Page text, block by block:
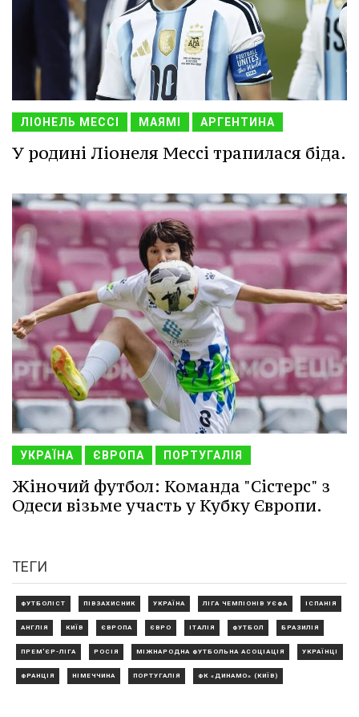
ЛІОНЕЛЬ МЕССІ МАЯМІ АРГЕНТИНА
У родині Ліонеля Мессі трапилася біда.
УКРАЇНА ЄВРОПА ПОРТУГАЛІЯ
Жіночий футбол: Команда "Сістерс" з
Одеси візьме участь у Кубку Європи.
ТЕГИ
ФУТБОЛІСТ ПІВЗАХИСНИК УКРАЇНА ЛІГА ЧЕМПІОНІВ УЄФА ІСПАНІЯ
АНГЛІЯ КИЇВ ЄВРОПА ЄВРО ІТАЛІЯ ФУТБОЛ БРАЗИЛІЯ
ПРЕМ'ЄР-ЛІГА РОСІЯ МІЖНАРОДНА ФУТБОЛЬНА АСОЦІАЦІЯ УКРАЇНЦІ
ФРАНЦІЯ НІМЕЧЧИНА ПОРТУГАЛІЯ ФК «ДИНАМО» (КИЇВ)